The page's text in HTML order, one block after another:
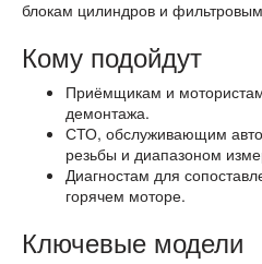
блокам цилиндров и
Кому подойдут
Приёмщикам и
демонтажа.
СТО, обслуживающим
резьбы и диапазоном
Диагностам для
горячем моторе.
Ключевые модели